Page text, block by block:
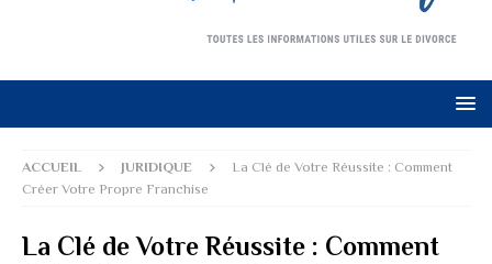
ACCUEIL JURIDIQUE
La Clé de Votre Réussite : Comment
Créer Votre Propre Franchise
La Clé de Votre Réussite : Comment